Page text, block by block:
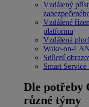
Vzdálený
Vzdálené
platformu
Vzdálená
Wake-on-
Sdílení
Smart Service
Dle potřeby
různé týmy